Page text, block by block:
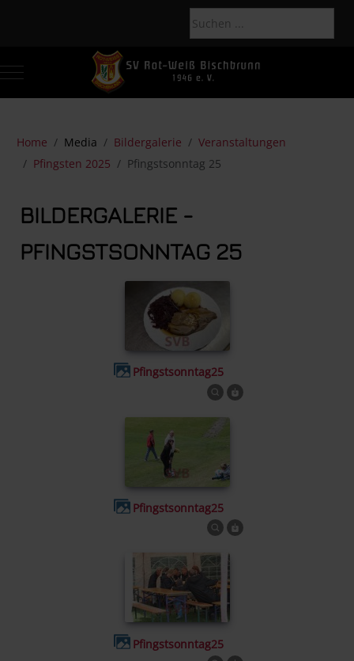
Mobile Menu Toggle
Home Media Bildergalerie
Veranstaltungen
Pfingsten 2025
Pfingstsonntag 25
BILDERGALERIE -
PFINGSTSONNTAG 25
Pfingstsonntag25
Pfingstsonntag25
Pfingstsonntag25